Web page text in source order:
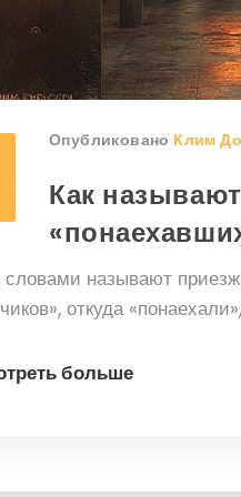
Опубликовано Клим
Как
называют
откуда
больше